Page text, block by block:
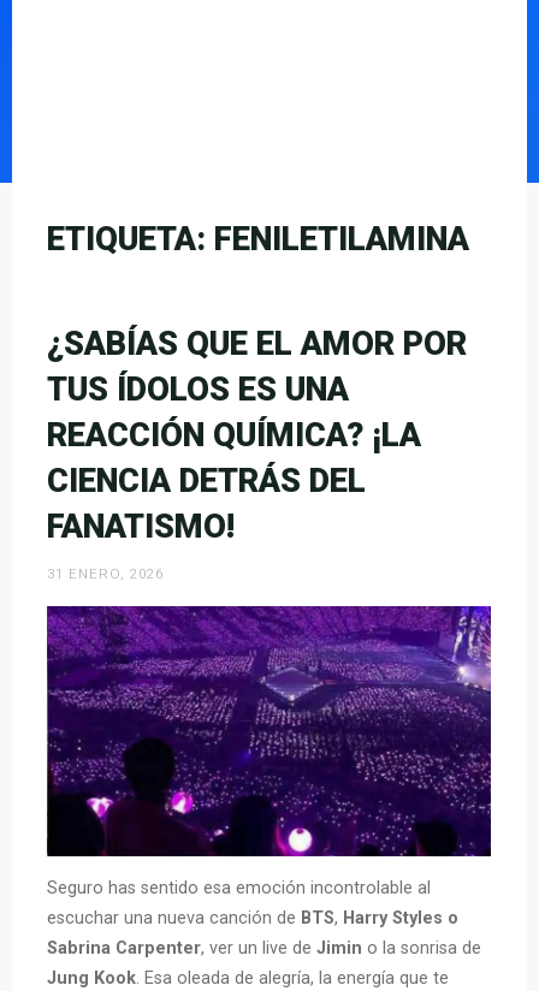
ETIQUETA: FENILETILAMINA
¿SABÍAS QUE EL AMOR POR
TUS ÍDOLOS ES UNA
REACCIÓN QUÍMICA? ¡LA
CIENCIA DETRÁS DEL
FANATISMO!
31 ENERO, 2026
Seguro has sentido esa emoción incontrolable al
escuchar una nueva canción de BTS, Harry Styles o
Sabrina Carpenter, ver un live deJimin o la sonrisa de
Jung Kook. Esa oleada de alegría, la energía que te